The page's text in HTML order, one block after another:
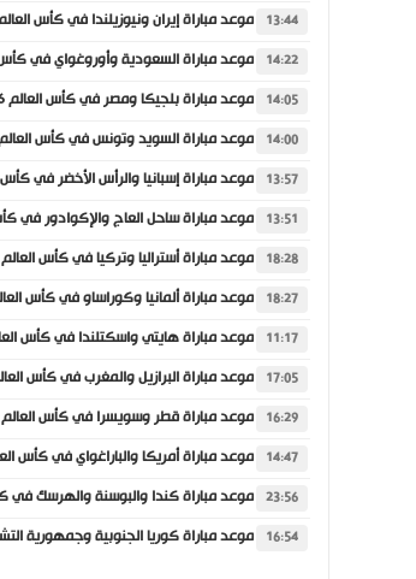
13:44
14:22
14:05
14:00
13:57
13:51
18:28
18:27
11:17
17:05
16:29
14:47
23:56
16:54